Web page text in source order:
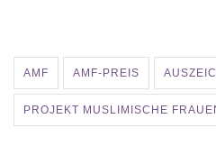
AMF AMF-PREIS
PROJEKT MUSLIMISCHE